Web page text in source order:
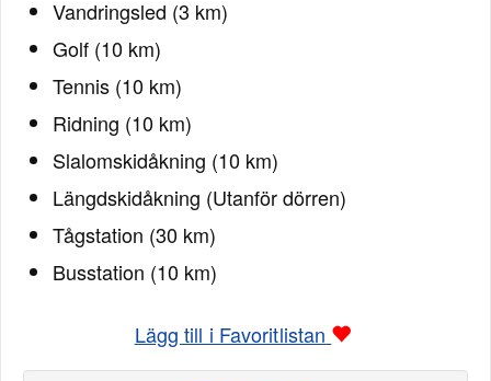
Vandringsled (3 km)
Golf (10 km)
Tennis (10 km)
Ridning (10 km)
Slalomskidåkning (10 km)
Längdskidåkning (Utanför dörren)
Tågstation (30 km)
Busstation (10 km)
Lägg till i Favoritlistan